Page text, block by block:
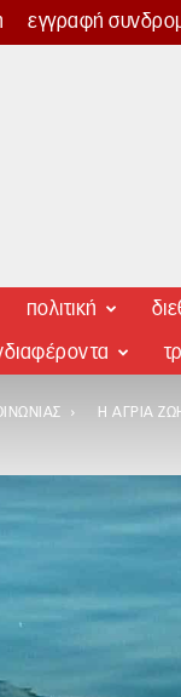
εγγραφή
πολιτική
Η ΆΓΡΙΑ